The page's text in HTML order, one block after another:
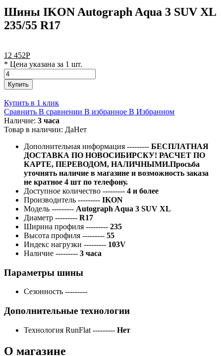
Шины IKON Autograph Aqua 3 SUV XL
235/55 R17
12 452Р
* Цена указана за 1 шт.
Купить
Купить в 1 клик
Сравнить В сравнении В избранное В Избранном
Наличие: 3 часа
Товар в наличии: ДаНет
Дополнительная информация --------- БЕСПЛАТНАЯ
ДОСТАВКА ПО НОВОСИБИРСКУ! РАСЧЕТ ПО
КАРТЕ, ПЕРЕВОДОМ, НАЛИЧНЫМИ.Просьба
уточнять наличие в магазине и возможность заказа
не кратное 4 шт по телефону.
Доступное количество --------- 4 и более
Производитель --------- IKON
Модель --------- Autograph Aqua 3 SUV XL
Диаметр --------- R17
Ширина профиля --------- 235
Высота профиля --------- 55
Индекс нагрузки --------- 103V
Наличие --------- 3 часа
Параметры шины
Сезонность ---------
Дополнительные технологии
Технология RunFlat --------- Нет
О магазине